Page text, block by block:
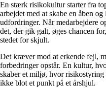
En stærk risikokultur starter fra
arbejdet med at skabe en åben
udfordringer. Når medarbejdere
det, der gik galt, øges chancen
stedet for skjult.
Det kræver mod at erkende fejl,
forbedringer opstår. En kultur,
skaber et miljø, hvor
ikke blot et punkt på et årshjul.